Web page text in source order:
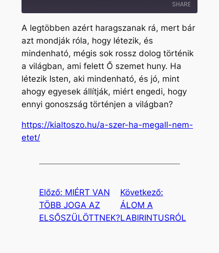
seconds
SHARE
SHARE
LINK
EMBED
A legtöbben azért haragszanak rá, mert bár
azt mondják róla, hogy létezik, és
mindenható, mégis sok rossz dolog történik
a világban, ami felett Ő szemet huny. Ha
létezik Isten, aki mindenható, és jó, mint
ahogy egyesek állítják, miért engedi, hogy
ennyi gonoszság történjen a világban?
https://kialtoszo.hu/a-szer-ha-megall-nem-
etet/
Előző: MIÉRT VAN
TÖBB JOGA AZ
ELSŐSZÜLÖTTNEK?
Következő:
ÁLOM A
LABIRINTUSRÓL